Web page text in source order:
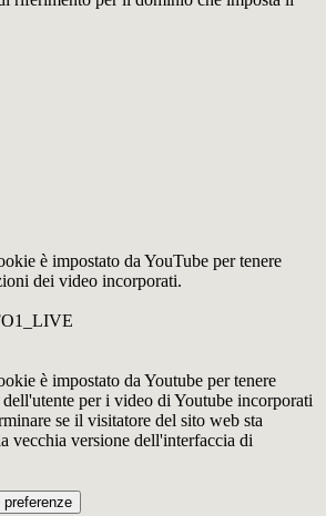
è impostato da YouTube per tenere
dei video incorporati.
è impostato da Youtube per tenere
per i video di Youtube incorporati
se il visitatore del sito web sta
vecchia versione dell'interfaccia di